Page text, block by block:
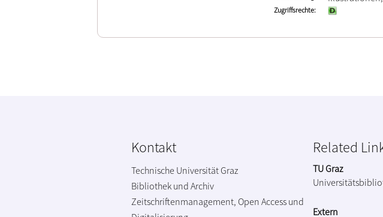
Zugriffsrechte
Kontakt
Technische Universität Graz
Bibliothek und Archiv
Zeitschriftenmanagement, Open Access und
Related
TU Graz
Extern